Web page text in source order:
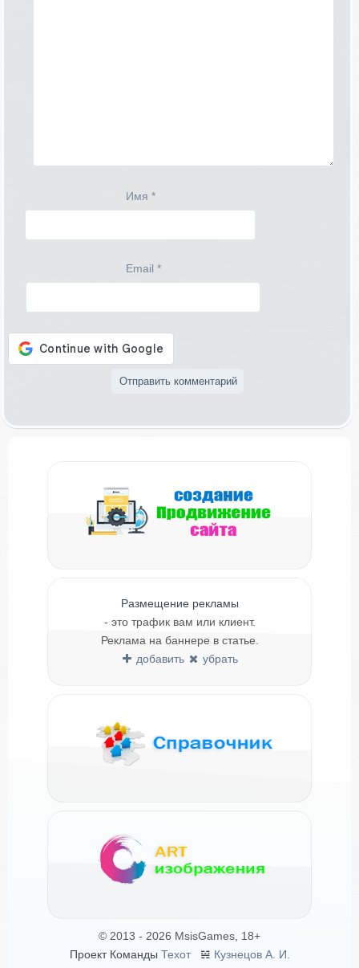
Имя *
Email *
Размещение рекламы
- это трафик вам или клиент.
Реклама на баннере в статье.
добавить
убрать
© 2013 - 2026 MsisGames, 18+
Проект Команды Техот 𝌴 Кузнецов А. И.